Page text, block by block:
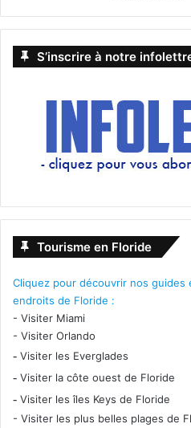
Patricia Cornwell
Tennessee
voyage
S’inscrire à notre
Tourisme en Floride
Cliquez pour découvrir nos guides
endroits de Floride :
- Visiter Miami
- Visiter Orlando
- Visiter les Everglades
- Visiter la côte ouest de Floride
- Visiter les îles Keys de Floride
- Visiter les plus belles plages de